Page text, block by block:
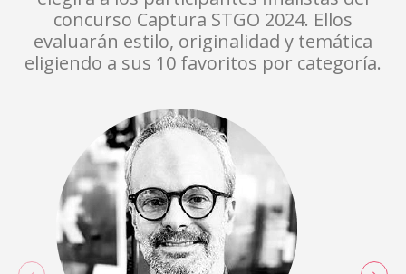
concurso Captura STGO 2024. Ellos
evaluarán estilo, originalidad y temática
eligiendo a sus 10 favoritos por categoría.